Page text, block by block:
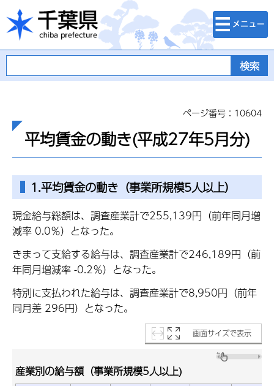
千葉県
検索・メニュ
ー
ページ番号：10604
平均賃金の動き(平成27年5月分)
1.平均賃金の動き（事業所規模5人以上）
現金給与総額は、調査産業計で255,139円（前年同月増
減率 0.0％）となった。
きまって支給する給与は、調査産業計で246,189円（前
年同月増減率 -0.2％）となった。
特別に支払われた給与は、調査産業計で8,950円（前年
同月差 296円）となった。
画面サイズで表示
産業別の給与額（事業所規模5人以上)